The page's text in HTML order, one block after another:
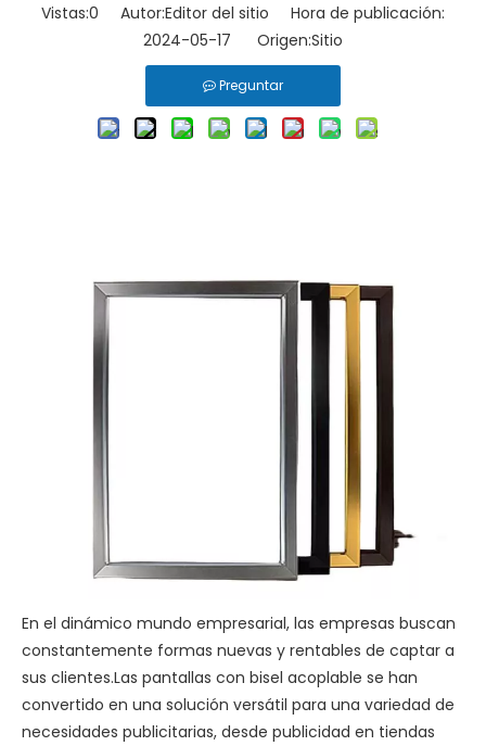
Vistas:0 Autor:Editor del sitio Hora de publicación:
2024-05-17 Origen:Sitio
Preguntar
En el dinámico mundo empresarial, las empresas buscan
constantemente formas nuevas y rentables de captar a
sus clientes.Las pantallas con bisel acoplable se han
convertido en una solución versátil para una variedad de
necesidades publicitarias, desde publicidad en tiendas